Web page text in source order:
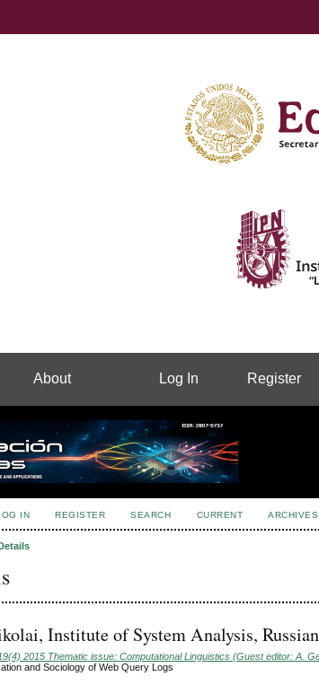
About Log In Register
IN REGISTER SEARCH CURRENT ARCHIVES
Institute of System Analysis,
2015 Thematic issue: Computational Linguistics (Guest editor: A.
and Sociology of Web Query Logs